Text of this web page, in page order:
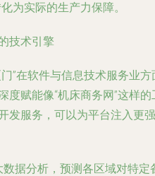
为实际的生产力保障。
技术引擎
”在软件与信息技术服务业方
度赋能像“机床商务网”这样的
发服务，可以为平台注入更强
数据分析，预测各区域对特定